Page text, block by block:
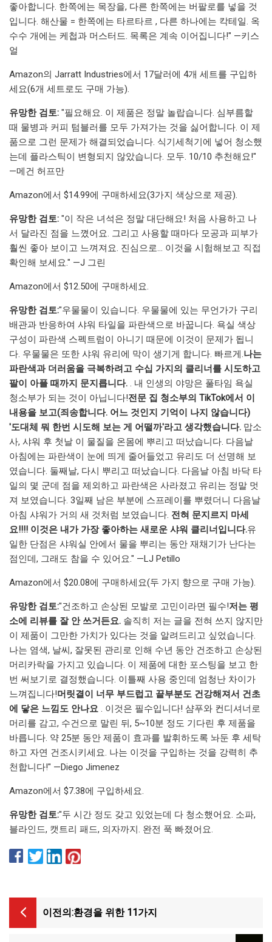
좋아합니다. 한쪽에는 목장을, 다른 한쪽에는 버팔로를 넣을 것
입니다. 해산물 = 한쪽에는 타르타르 , 다른 하나에는 칵테일. 옥
수수 개에는 케첩과 머스터드. 목록은 계속 이어집니다!" —키스
얼
Amazon의 Jarratt Industries에서 17달러에 4개 세트를 구입하
세요(6개 세트로도 구매 가능).
유망한 검토: "필요해요. 이 제품은 정말 놀랍습니다. 심부름할
때 물병과 커피 텀블러를 모두 가져가는 것을 싫어합니다. 이 제
품으로 그런 문제가 해결되었습니다. 식기세척기에 넣어 청소했
는데 플라스틱이 변형되지 않았습니다. 모두. 10/10 추천해요!"
—메건 허프만
Amazon에서 $14.99에 구매하세요(3가지 색상으로 제공).
유망한 검토: "이 작은 녀석은 정말 대단해요! 처음 사용하고 나
서 달라진 점을 느꼈어요. 그리고 사용할 때마다 모공과 피부가
훨씬 좋아 보이고 느껴져요. 진심으로... 이것을 시험해보고 직접
확인해 보세요." —J 그린
Amazon에서 $12.50에 구매하세요.
유망한 검토:"우물물이 있습니다. 우물물에 있는 무언가가 구리
배관과 반응하여 샤워 타일을 파란색으로 바꿉니다. 욕실 색상
구성이 파란색 스펙트럼이 아니기 때문에 이것이 문제가 됩니
다. 우물물은 또한 샤워 유리에 막이 생기게 합니다. 빠르게.나는
파란색과 더러움을 극복하려고 수십 가지의 클리너를 시도하고
팔이 아플 때까지 문지릅니다. . 내 인생의 야망은 풀타임 욕실
청소부가 되는 것이 아닙니다!전문 집 청소부의 TikTok에서 이
내용을 보고(죄송합니다. 어느 것인지 기억이 나지 않습니다)
'도대체 뭐 한번 시도해 보는 게 어떨까'라고 생각했습니다. 맙소
사, 샤워 후 첫날 이 물질을 온몸에 뿌리고 떠났습니다. 다음날
아침에는 파란색이 눈에 띄게 줄어들었고 유리도 더 선명해 보
였습니다. 둘째날, 다시 뿌리고 떠났습니다. 다음날 아침 바닥 타
일의 몇 군데 점을 제외하고 파란색은 사라졌고 유리는 정말 멋
져 보였습니다. 3일째 남은 부분에 스프레이를 뿌렸더니 다음날
아침 샤워가 거의 새 것처럼 보였습니다. 전혀 문지르지 마세
요!!!! 이것은 내가 가장 좋아하는 새로운 샤워 클리너입니다.유
일한 단점은 샤워실 안에서 물을 뿌리는 동안 재채기가 난다는
점인데, 그래도 참을 수 있어요." —LJ Petillo
Amazon에서 $20.08에 구매하세요(두 가지 향으로 구매 가능).
유망한 검토:"건조하고 손상된 모발로 고민이라면 필수!저는 평
소에 리뷰를 잘 안 쓰거든요. 솔직히 저는 글을 전혀 쓰지 않지만
이 제품이 그만한 가치가 있다는 것을 알려드리고 싶었습니다.
나는 염색, 날씨, 잘못된 관리로 인해 수년 동안 건조하고 손상된
머리카락을 가지고 있습니다. 이 제품에 대한 포스팅을 보고 한
번 써보기로 결정했습니다. 이틀째 사용 중인데 엄청난 차이가
느껴집니다!머릿결이 너무 부드럽고 끝부분도 건강해져서 건초
에 닿은 느낌도 안나요 . 이것은 필수입니다! 샴푸와 컨디셔너로
머리를 감고, 수건으로 말린 뒤, 5~10분 정도 기다린 후 제품을
바릅니다. 약 25분 동안 제품이 효과를 발휘하도록 놔둔 후 세탁
하고 자연 건조시키세요. 나는 이것을 구입하는 것을 강력히 추
천합니다!" —Diego Jimenez
Amazon에서 $7.38에 구입하세요.
유망한 검토:"두 시간 정도 갖고 있었는데 다 청소했어요. 소파,
블라인드, 캣트리 패드, 의자까지. 완전 푹 빠졌어요.
이전의:환경을 위한 11가지